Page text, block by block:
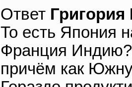
Ответ
То есть Япония
Франция
причём как